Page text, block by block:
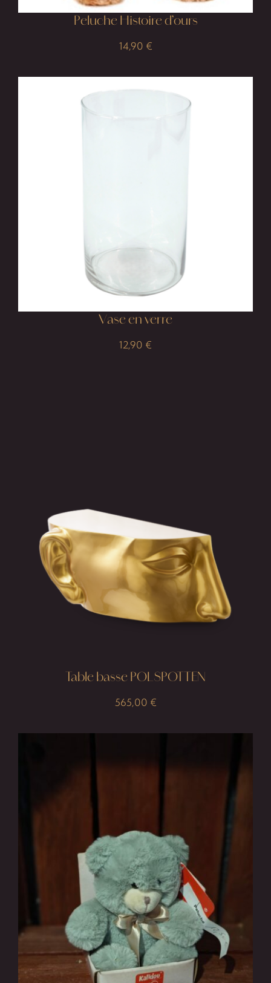
Peluche Histoire d’ours
14,90 €
Vase en verre
12,90 €
Table basse POLSPOTTEN
565,00 €